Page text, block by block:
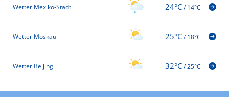
Wetter Mexiko-Stadt 24°C/14°C
Wetter Moskau 25°C/18°C
Wetter Beijing 32°C/25°C